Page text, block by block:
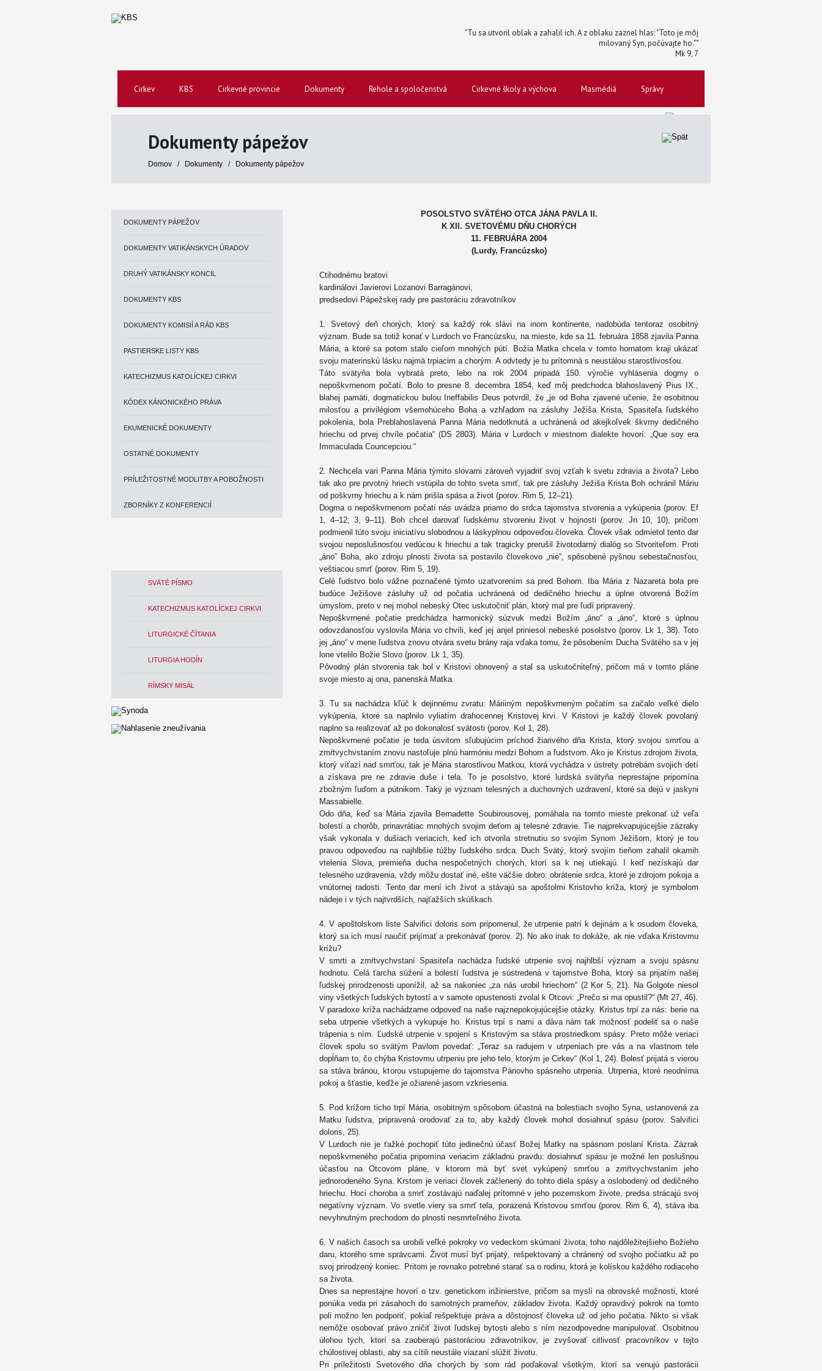
"Tu sa utvoril oblak a zahalil ich. A z oblaku zaznel hlas: "Toto je môj
milovaný Syn, počúvajte ho.""
Mk 9, 7
Cirkev KBS Cirkevné provincie Dokumenty Rehole a spoločenstvá Cirkevné školy a výchova Masmédiá Správy
Dokumenty pápežov
Domov / Dokumenty / Dokumenty pápežov
DOKUMENTY PÁPEŽOV
DOKUMENTY VATIKÁNSKYCH ÚRADOV
DRUHÝ VATIKÁNSKY KONCIL
DOKUMENTY KBS
DOKUMENTY KOMISIÍ A RÁD KBS
PASTIERSKE LISTY KBS
KATECHIZMUS KATOLÍCKEJ CIRKVI
KÓDEX KÁNONICKÉHO PRÁVA
EKUMENICKÉ DOKUMENTY
OSTATNÉ DOKUMENTY
PRÍLEŽITOSTNÉ MODLITBY A POBOŽNOSTI
ZBORNÍKY Z KONFERENCIÍ
SVÄTÉ PÍSMO
KATECHIZMUS KATOLÍCKEJ CIRKVI
LITURGICKÉ ČÍTANIA
LITURGIA HODÍN
RÍMSKY MISÁL
POSOLSTVO SVÄTÉHO OTCA JÁNA PAVLA II.
K XII. SVETOVÉMU DŇU CHORÝCH
11. FEBRUÁRA 2004
(Lurdy, Francúzsko)
Ctihodnému bratovi
kardinálovi Javierovi Lozanovi Barragánovi,
predsedovi Pápežskej rady pre pastoráciu zdravotníkov
1. Svetový deň chorých, ktorý sa každý rok slávi na inom kontinente, nadobúda tentoraz osobitný
význam. Bude sa totiž konať v Lurdoch vo Francúzsku, na mieste, kde sa 11. februára 1858 zjavila Panna
Mária, a ktoré sa potom stalo cieľom mnohých pútí. Božia Matka chcela v tomto hornatom kraji ukázať
svoju materinskú lásku najmä trpiacim a chorým. A odvtedy je tu prítomná s neustálou starostlivosťou.
Táto svätyňa bola vybratá preto, lebo na rok 2004 pripadá 150. výročie vyhlásenia dogmy o
nepoškvrnenom počatí. Bolo to presne 8. decembra 1854, keď môj predchodca blahoslavený Pius IX.,
blahej pamäti, dogmatickou bulou Ineffabilis Deus potvrdil, že „je od Boha zjavené učenie, že osobitnou
milosťou a privilégiom všemohúceho Boha a vzhľadom na zásluhy Ježiša Krista, Spasiteľa ľudského
pokolenia, bola Preblahoslavená Panna Mária nedotknutá a uchránená od akejkoľvek škvrny dedičného
hriechu od prvej chvíle počatia“ (DS 2803). Mária v Lurdoch v miestnom dialekte hovorí: „Que soy era
Immaculada Councepciou.“
2. Nechcela vari Panna Mária týmito slovami zároveň vyjadriť svoj vzťah k svetu zdravia a života? Lebo
tak ako pre prvotný hriech vstúpila do tohto sveta smrť, tak pre zásluhy Ježiša Krista Boh ochránil Máriu
od poškvrny hriechu a k nám prišla spása a život (porov. Rim 5, 12–21).
Dogma o nepoškvrnenom počatí nás uvádza priamo do srdca tajomstva stvorenia a vykúpenia (porov. Ef
1, 4–12; 3, 9–11). Boh chcel darovať ľudskému stvoreniu život v hojnosti (porov. Jn 10, 10), pričom
podmienil túto svoju iniciatívu slobodnou a láskyplnou odpoveďou človeka. Človek však odmietol tento dar
svojou neposlušnosťou vedúcou k hriechu a tak tragicky prerušil životodarný dialóg so Stvoriteľom. Proti
„áno” Boha, ako zdroju plnosti života sa postavilo človekovo „nie“, spôsobené pyšnou sebestačnosťou,
veštiacou smrť (porov. Rim 5, 19).
Celé ľudstvo bolo vážne poznačené týmto uzatvorením sa pred Bohom. Iba Mária z Nazareta bola pre
budúce Ježišove zásluhy už od počatia uchránená od dedičného hriechu a úplne otvorená Božím
úmyslom, preto v nej mohol nebeský Otec uskutočniť plán, ktorý mal pre ľudí pripravený.
Nepoškvrnené počatie predchádza harmonický súzvuk medzi Božím „áno“ a „áno“, ktoré s úplnou
odovzdanosťou vyslovila Mária vo chvíli, keď jej anjel priniesol nebeské posolstvo (porov. Lk 1, 38). Toto
jej „áno“ v mene ľudstva znovu otvára svetu brány raja vďaka tomu, že pôsobením Ducha Svätého sa v jej
lone vtelilo Božie Slovo (porov. Lk 1, 35).
Pôvodný plán stvorenia tak bol v Kristovi obnovený a stal sa uskutočniteľný, pričom má v tomto pláne
svoje miesto aj ona, panenská Matka.
3. Tu sa nachádza kľúč k dejinnému zvratu: Máriiným nepoškvrneným počatím sa začalo veľké dielo
vykúpenia, ktoré sa naplnilo vyliatím drahocennej Kristovej krvi. V Kristovi je každý človek povolaný
naplno sa realizovať až po dokonalosť svätosti (porov. Kol 1, 28).
Nepoškvrnené počatie je teda úsvitom sľubujúcim príchod žiarivého dňa Krista, ktorý svojou smrťou a
zmŕtvychvstaním znovu nastoľuje plnú harmóniu medzi Bohom a ľudstvom. Ako je Kristus zdrojom života,
ktorý víťazí nad smrťou, tak je Mária starostlivou Matkou, ktorá vychádza v ústrety potrebám svojich detí
a získava pre ne zdravie duše i tela. To je posolstvo, ktoré lurdská svätyňa neprestajne pripomína
zbožným ľuďom a pútnikom. Taký je význam telesných a duchovných uzdravení, ktoré sa dejú v jaskyni
Massabielle.
Odo dňa, keď sa Mária zjavila Bernadette Soubirousovej, pomáhala na tomto mieste prekonať už veľa
bolestí a chorôb, prinavrátiac mnohých svojim deťom aj telesné zdravie. Tie najprekvapujúcejšie zázraky
však vykonala v dušiach veriacich, keď ich otvorila stretnutiu so svojím Synom Ježišom, ktorý je tou
pravou odpoveďou na najhlbšie túžby ľudského srdca. Duch Svätý, ktorý svojím tieňom zahalil okamih
vtelenia Slova, premieňa ducha nespočetných chorých, ktorí sa k nej utiekajú. I keď nezískajú dar
telesného uzdravenia, vždy môžu dostať iné, ešte väčšie dobro: obrátenie srdca, ktoré je zdrojom pokoja a
vnútornej radosti. Tento dar mení ich život a stávajú sa apoštolmi Kristovho kríža, ktorý je symbolom
nádeje i v tých najtvrdších, najťažších skúškach.
4. V apoštolskom liste Salvifici doloris som pripomenul, že utrpenie patrí k dejinám a k osudom človeka,
ktorý sa ich musí naučiť prijímať a prekonávať (porov. 2). No ako inak to dokáže, ak nie vďaka Kristovmu
krížu?
V smrti a zmŕtvychvstaní Spasiteľa nachádza ľudské utrpenie svoj najhlbší význam a svoju spásnu
hodnotu. Celá ťarcha súžení a bolestí ľudstva je sústredená v tajomstve Boha, ktorý sa prijatím našej
ľudskej prirodzenosti uponížil, až sa nakoniec „za nás urobil hriechom“ (2 Kor 5, 21). Na Golgote niesol
viny všetkých ľudských bytostí a v samote opustenosti zvolal k Otcovi: „Prečo si ma opustil?“ (Mt 27, 46).
V paradoxe kríža nachádzame odpoveď na naše najznepokojujúcejšie otázky. Kristus trpí za nás: berie na
seba utrpenie všetkých a vykupuje ho. Kristus trpí s nami a dáva nám tak možnosť podeliť sa o naše
trápenia s ním. Ľudské utrpenie v spojení s Kristovým sa stáva prostriedkom spásy. Preto môže veriaci
človek spolu so svätým Pavlom povedať: „Teraz sa radujem v utrpeniach pre vás a na vlastnom tele
dopĺňam to, čo chýba Kristovmu utrpeniu pre jeho telo, ktorým je Cirkev“ (Kol 1, 24). Bolesť prijatá s vierou
sa stáva bránou, ktorou vstupujeme do tajomstva Pánovho spásneho utrpenia. Utrpenia, ktoré neodníma
pokoj a šťastie, keďže je ožiarené jasom vzkriesenia.
5. Pod krížom ticho trpí Mária, osobitným spôsobom účastná na bolestiach svojho Syna, ustanovená za
Matku ľudstva, pripravená orodovať za to, aby každý človek mohol dosiahnuť spásu (porov. Salvifici
doloris, 25).
V Lurdoch nie je ťažké pochopiť túto jedinečnú účasť Božej Matky na spásnom poslaní Krista. Zázrak
nepoškvrneného počatia pripomína veriacim základnú pravdu: dosiahnuť spásu je možné len poslušnou
účasťou na Otcovom pláne, v ktorom má byť svet vykúpený smrťou a zmŕtvychvstaním jeho
jednorodeného Syna. Krstom je veriaci človek začlenený do tohto diela spásy a oslobodený od dedičného
hriechu. Hoci choroba a smrť zostávajú naďalej prítomné v jeho pozemskom živote, predsa strácajú svoj
negatívny význam. Vo svetle viery sa smrť tela, porazená Kristovou smrťou (porov. Rim 6, 4), stáva iba
nevyhnutným prechodom do plnosti nesmrteľného života.
6. V našich časoch sa urobili veľké pokroky vo vedeckom skúmaní života, toho najdôležitejšieho Božieho
daru, ktorého sme správcami. Źivot musí byť prijatý, rešpektovaný a chránený od svojho počiatku až po
svoj prirodzený koniec. Pritom je rovnako potrebné starať sa o rodinu, ktorá je kolískou každého rodiaceho
sa života.
Dnes sa neprestajne hovorí o tzv. genetickom inžinierstve, pričom sa myslí na obrovské možnosti, ktoré
ponúka veda pri zásahoch do samotných prameňov, základov života. Každý opravdivý pokrok na tomto
poli možno len podporiť, pokiaľ rešpektuje práva a dôstojnosť človeka už od jeho počatia. Nikto si však
nemôže osobovať právo zničiť život ľudskej bytosti alebo s ním nezodpovedne manipulovať. Osobitnou
úlohou tých, ktorí sa zaoberajú pastoráciou zdravotníkov, je zvyšovať citlivosť pracovníkov v tejto
chúlostivej oblasti, aby sa cítili neustále viazaní slúžiť životu.
Pri príležitosti Svetového dňa chorých by som rád poďakoval všetkým, ktorí sa venujú pastorácii